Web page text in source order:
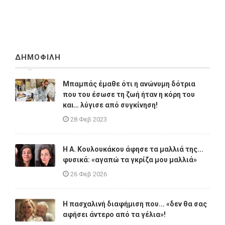
ΔΗΜΟΦΙΛΗ
Μπαμπάς έμαθε ότι η ανώνυμη δότρια
που του έσωσε τη ζωή ήταν η κόρη του
και… λύγισε από συγκίνηση!
28 Φεβ 2023
Η A. Κουλουκάκου άφησε τα μαλλιά της...
φυσικά: «αγαπώ τα γκρίζα μου μαλλιά»
26 Φεβ 2026
Η πασχαλινή διαφήμιση που... «δεν θα σας
αφήσει άντερο από τα γέλια»!